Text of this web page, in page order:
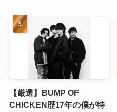
【厳選】BUMP OF
CHICKEN歴17年の僕が特